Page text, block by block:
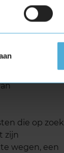
het lage
om het
aan
andere
die op zoek
zijn
wegen, een